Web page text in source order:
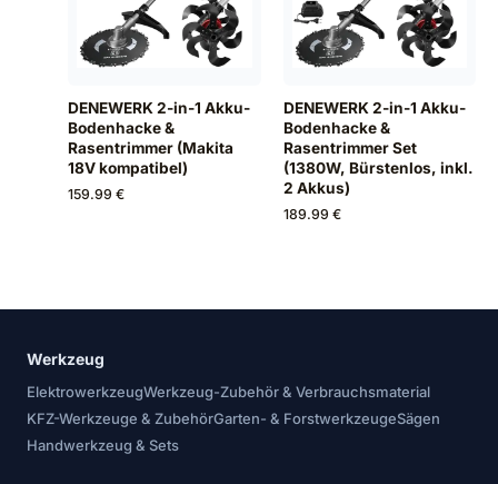
DENEWERK 2-in-1 Akku-
Bodenhacke &
Rasentrimmer (Makita
18V kompatibel)
159.99 €
DENEWERK 2-in-1 Akku-
Bodenhacke &
Rasentrimmer Set
(1380W, Bürstenlos, inkl.
2 Akkus)
189.99 €
Werkzeug
ElektrowerkzeugWerkzeug-Zubehör & Verbrauchsmaterial
KFZ-Werkzeuge & ZubehörGarten- & ForstwerkzeugeSägen
Handwerkzeug & Sets